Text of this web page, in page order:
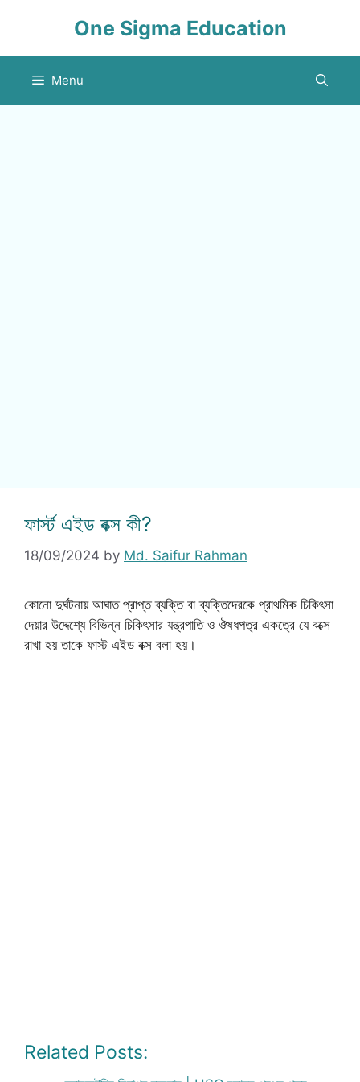
One Sigma Education
Menu
ফার্স্ট এইড বক্স কী?
18/09/2024 by Md. Saifur Rahman
কোনো দুর্ঘটনায় আঘাত প্রাপ্ত ব্যক্তি বা ব্যক্তিদেরকে প্রাথমিক চিকিৎসা
দেয়ার উদ্দেশ্যে বিভিন্ন চিকিৎসার যন্ত্রপাতি ও ঔষধপত্র একত্রে যে বক্সে
রাখা হয় তাকে ফাস্ট এইড বক্স বলা হয়।
Related Posts: